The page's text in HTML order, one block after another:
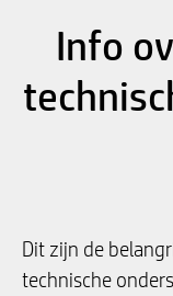
Info
Dit zijn de
technische